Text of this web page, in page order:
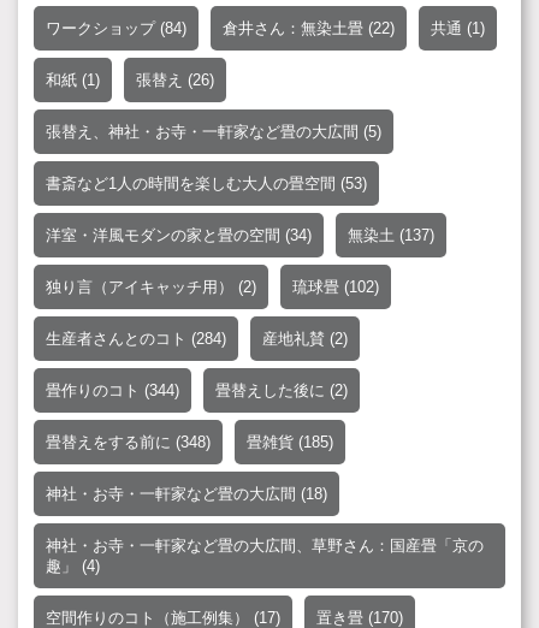
ワークショップ(84) 倉井さん：無染土畳 (22) 共通 (1)
和紙 (1) 張替え (26)
張替え、神社・お寺・一軒家など畳の大広間 (5)
書斎など1人の時間を楽しむ大人の畳空間 (53)
洋室・洋風モダンの家と畳の空間 (34) 無染土 (137)
独り言（アイキャッチ用） (2) 琉球畳 (102)
生産者さんとのコト (284) 産地礼賛 (2)
畳作りのコト (344) 畳替えした後に (2)
畳替えをする前に (348) 畳雑貨 (185)
神社・お寺・一軒家など畳の大広間 (18)
神社・お寺・一軒家など畳の大広間、草野さん：国産畳「京の
趣」
(4)
空間作りのコト（施工例集） (17) 置き畳 (170)